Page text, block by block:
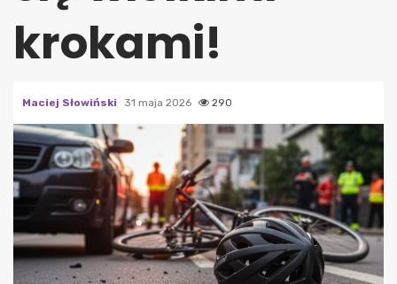
krokami!
Maciej Słowiński 31 maja 2026 290